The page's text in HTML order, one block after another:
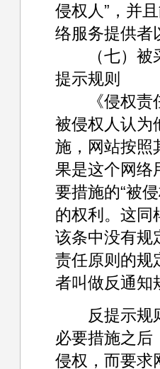
侵权人”，并
络服务提供者
（七）被采
提示规则
《侵权责任
被侵权人认为
施，网站按照
果是这个网络
要措施的“被
的权利。这同
该条中没有规
责任原则的规
者叫做反通知
反提示规则
必要措施之后
侵权，而要求